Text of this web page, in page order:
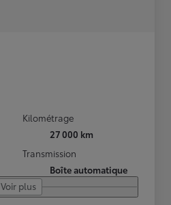
Kilométrage
27 000 km
Transmission
Boîte automatique
Voir plus